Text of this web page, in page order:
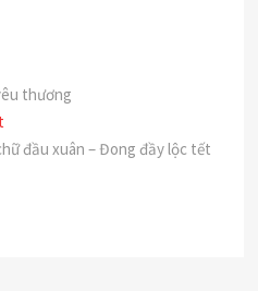
thương
Next
post:đầu xuân – Đong đầy lộc tết